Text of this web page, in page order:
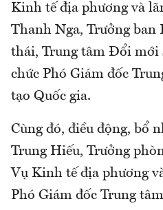
Kinh tế địa phương và
Thanh Nga, Trưởng ban
thái, Trung tâm Đổi mới
chức Phó Giám đốc
tạo Quốc gia.
Cùng đó, điều động, bổ
Trung Hiếu, Trưởng
Vụ Kinh tế địa phương
Phó Giám đốc Trung